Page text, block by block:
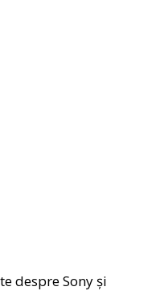
despre Sony şi